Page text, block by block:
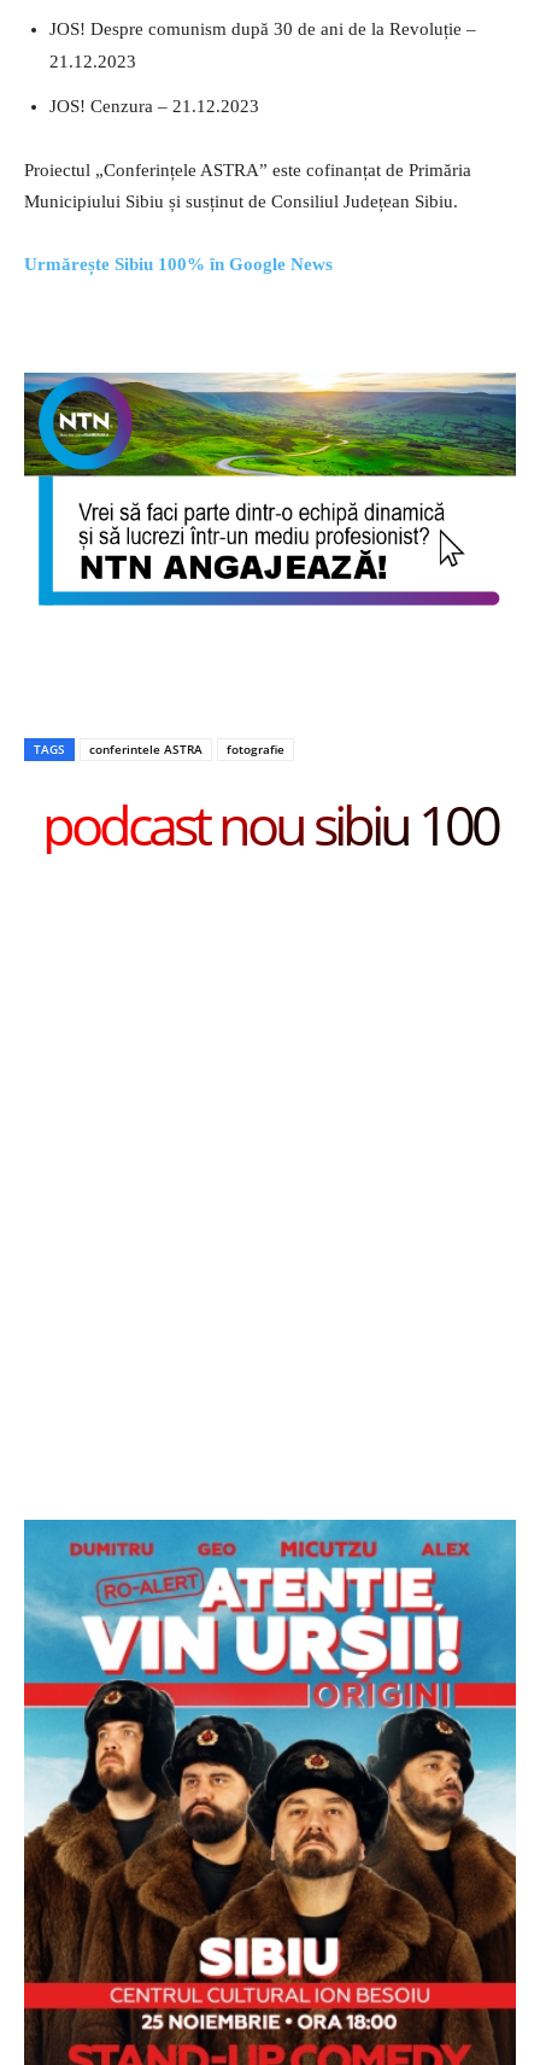
JOS! Despre comunism după 30 de ani de la Revoluție –
21.12.2023
JOS! Cenzura – 21.12.2023
Proiectul „Conferințele ASTRA” este cofinanțat de Primăria
Municipiului Sibiu și susținut de Consiliul Județean Sibiu.
Urmărește Sibiu 100% în Google News
TAGS conferintele ASTRA fotografie
podcast nou sibiu 100